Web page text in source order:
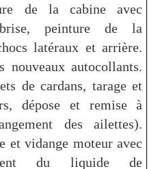
de la cabine avec
brise, peinture de la
latéraux et arrière.
nouveaux autocollants.
de cardans, tarage et
dépose et remise à
des ailettes).
et vidange moteur avec
du liquide de